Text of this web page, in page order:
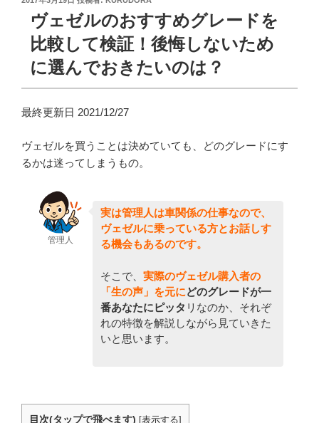
ヴェゼルのおすすめグレードを
比較して検証！後悔しないため
に選んでおきたいのは？
最終更新日 2021/12/27
ヴェゼルを買うことは決めていても、どのグレードにす
るかは迷ってしまうもの。
管理人
実は管理人は車関係の仕事なので、
ヴェゼルに乗っている方とお話しす
る機会もあるのです。
そこで、 実際のヴェゼル購入者の
「生の声」を元にどのグレードが一
番あなたにピッタ リなのか、それぞ
れの特徴を解説しながら見ていきた
いと思います。
目次(タップで飛べます) [表示する]